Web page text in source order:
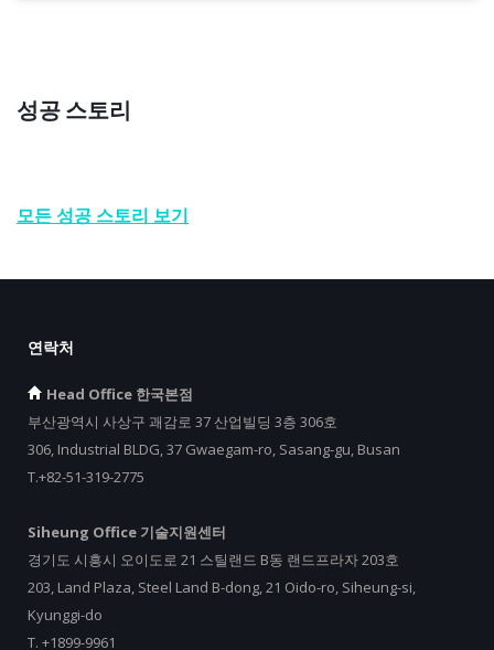
성공 스토리
모든 성공 스토리 보기
연락처
Head Office 한국본점
부산광역시 사상구 괘감로 37 산업빌딩 3층 306호
306, Industrial BLDG, 37 Gwaegam-ro, Sasang-gu, Busan
T.+82-51-319-2775
Siheung Office 기술지원센터
경기도 시흥시 오이도로 21 스틸랜드 B동 랜드프라자 203호
203, Land Plaza, Steel Land B-dong, 21 Oido-ro, Siheung-si,
Kyunggi-do
T. +1899-9961